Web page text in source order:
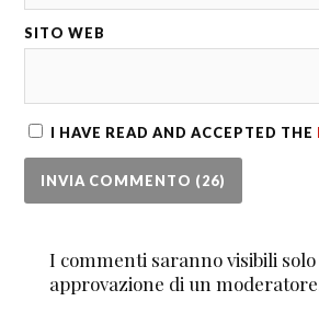
SITO WEB
I HAVE READ AND ACCEPTED THE
I commenti saranno visibili solo
approvazione di un